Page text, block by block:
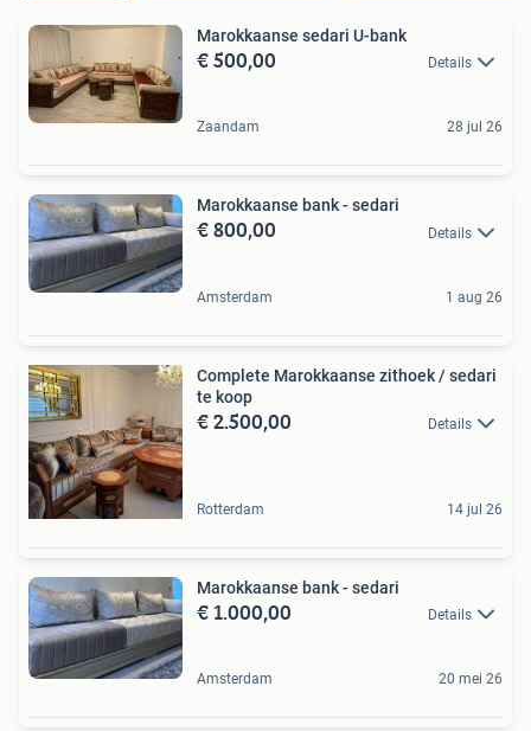
Marokkaanse sedari U-bank
€ 500,00 Details
Zaandam 28 jul 26
Marokkaanse bank - sedari
€ 800,00 Details
Amsterdam 1 aug 26
Complete Marokkaanse zithoek / sedari
te koop
€ 2.500,00 Details
Rotterdam 14 jul 26
Marokkaanse bank - sedari
€ 1.000,00 Details
Amsterdam 20 mei 26